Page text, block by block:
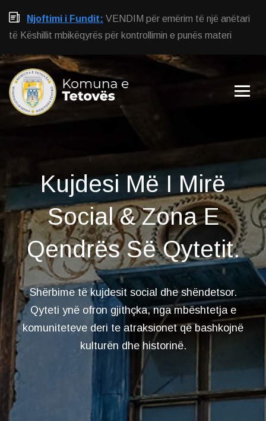
Njoftimi i Fundit: VENDIM për emërim të një anëtari
të Këshillit mbikëqyrës për kontrollimin e punës materi
Kujdesi Më I Mirë
Social& Zona E
Qendrës Së Qytetit.
Shërbime të kujdesit social dhe shëndetsor.
Qyteti ynë ofron gjithçka, nga mbështetja e
komuniteteve deri te atraksionet që bashkojnë
kulturën dhe historinë.